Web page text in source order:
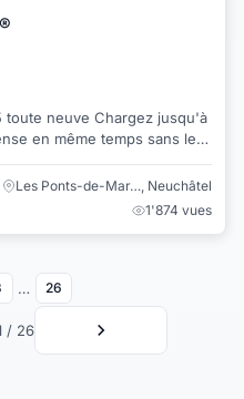
Chargez jusqu'à
en même temps sans les
Les Ponts-de-Mar…, Neuchâtel
1'874 vues
/ 26
… 26